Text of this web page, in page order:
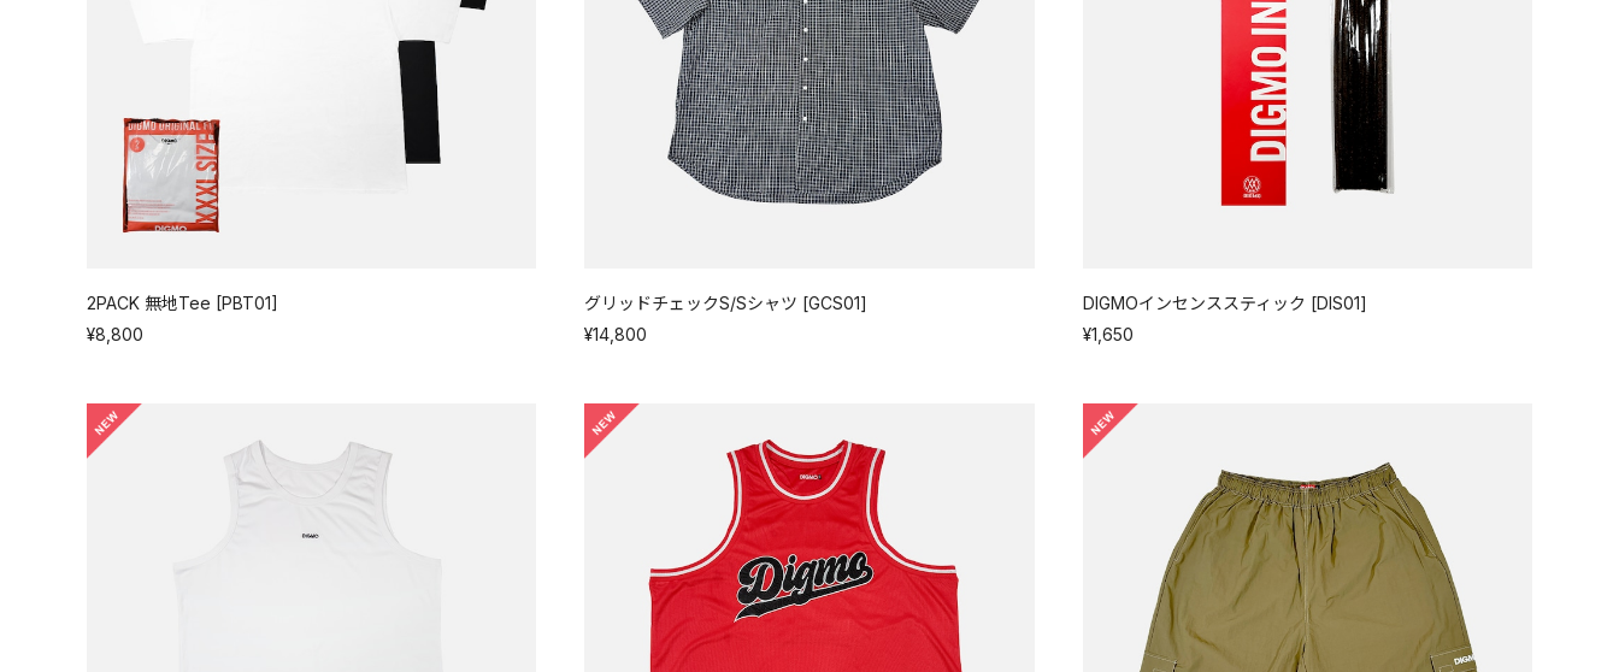
2PACK 無地Tee [PBT01]
¥8,800
グリッドチェックS/Sシャツ [GCS01]
¥14,800
DIGMOインセンススティック [DIS01]
¥1,650